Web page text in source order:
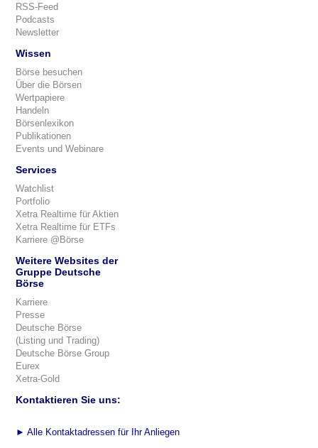
RSS-Feed
Podcasts
Newsletter
Wissen
Börse besuchen
Über die Börsen
Wertpapiere
Handeln
Börsenlexikon
Publikationen
Events und Webinare
Services
Watchlist
Portfolio
Xetra Realtime für Aktien
Xetra Realtime für ETFs
Karriere @Börse
Weitere Websites der
Gruppe Deutsche
Börse
Karriere
Presse
Deutsche Börse
(Listing und Trading)
Deutsche Börse Group
Eurex
Xetra-Gold
Kontaktieren Sie uns:
► Alle Kontaktadressen für Ihr Anliegen